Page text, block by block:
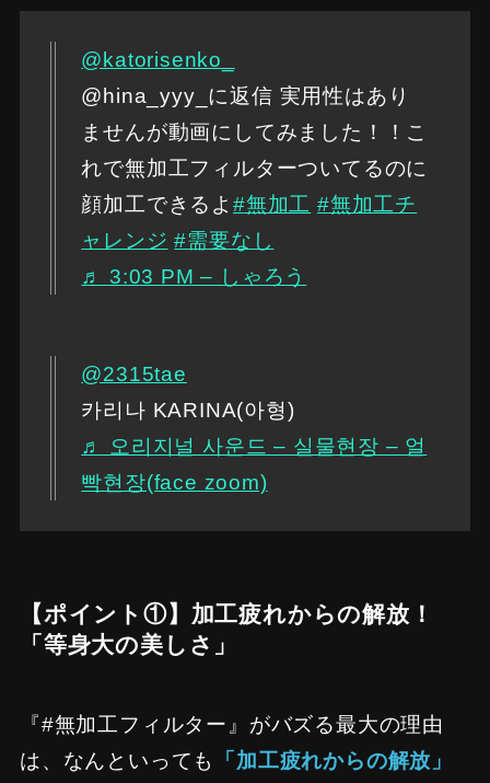
@katorisenko_
@hina_yyy_に返信 実用性はあり
ませんが動画にしてみました！！こ
れで無加工フィルターついてるのに
顔加工できるよ #無加工 #無加工チ
ャレンジ #需要なし
♬ 3:03 PM – しゃろう
@2315tae
카리나 KARINA(아형)
♬ 오리지널 사운드 – 실물현장 – 얼
빡현장(face zoom)
【ポイント①】加工疲れからの解放！
「等身大の美しさ」
『#無加工フィルター』がバズる最大の理由
は、なんといっても
「加工疲れからの解放」